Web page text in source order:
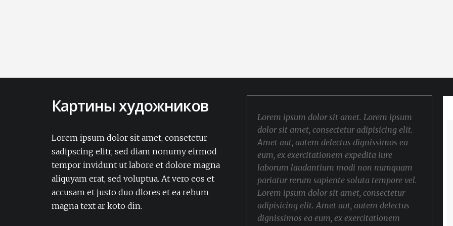
Картины художников
Lorem ipsum dolor sit amet, consetetur
sadipscing elitr, sed diam nonumy eirmod
tempor invidunt ut labore et dolore magna
aliquyam erat, sed voluptua. At vero eos et
accusam et justo duo dlores et ea rebum
magna text ar koto din.
Lorem ipsum dolor sit amet, consectetur
dignissimos ea eum, ex exercitationem
expedita iure laborum laudantium modi
non numquam pariatur rerum sapiente
soluta tempore vel.Lorem ipsum dolor sit
amet, consectetur adipisicing elit. Amet aut,
autem delectus dignissimos ea eum, ex
Lorem ipsum dolor sit amet. Lorem ipsum
dolor sit amet, consectetur adipisicing elit.
Amet aut, autem delectus dignissimos ea
eum, ex exercitationem expedita iure
laborum laudantium modi non numquam
pariatur rerum sapiente soluta tempore vel.
Lorem ipsum dolor sit amet, consectetur
adipisicing elit. Amet aut, autem delectus
dignissimos ea eum, ex exercitationem